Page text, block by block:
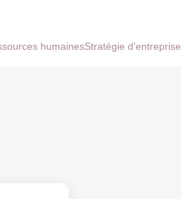
humainesStratégie d’entreprise